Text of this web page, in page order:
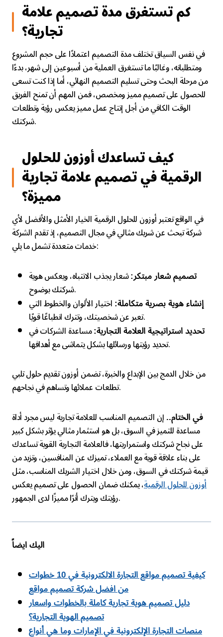
كم تستغرق مدة تصميم علامة
تجارية؟
في نفس السياق تختلف مدة التصميم اعتمادًا على حجم المشروع
ومتطلباته، وغالبًا ما تستغرق العملية من أسبوعين إلى شهر، بدءًا
من مرحلة البحث وحتى تسليم التصميم النهائي، أما إذا كنت تسعى
للحصول على تصميم مميز ومخصص، فمن المهم أن تمنح الفريق
الوقت الكافي من أجل إنتاج عمل مميز يعكس رؤية وتطلعات
شركتك.
كيف تساعدك أوزون للحلول
الرقمية في تصميم علامة تجارية
مميزة؟
في الواقع تعتبر أوزون للحلول الرقمية الخيار الأمثل والأفضل لأي
شركة تبحث عن شريك مثالي في مجال التصميم، إذ تقدم الشركة
خدمات متعددة تشمل ما يلي:
تصميم شعار مبتكر: شعار يجذب الانتباه، ويعكس هوية
شركتك بوضوح.
إنشاء هوية بصرية متكاملة: اختيار الألوان والخطوط التي
تعبر عن شخصيتك، وتترك انطباعًا قويًا.
تحديد استراتيجية العلامة التجارية: مساعدة الشركات في
تحديد رؤيتها ورسائلها بشكل يتماشى مع أهدافها.
من خلال الدمج بين الإبداع والخبرة، تضمن أوزون تقديم حلول تلبي
تطلعات عملائها وتساهم في نجاحهم.
في الختام.. إن التصميم المناسب للعلامة تجارية ليس مجرد أداة
مساعدة للتميز في السوق، بل هو استثمار مثالي يؤثر بشكل كبير
على نجاح شركتك واستمراريتها، فالعلامة التجارية القوية تساعدك
على بناء علاقة قوية مع العملاء، تميزك عن المنافسين، وتزيد من
قيمة شركتك في السوق، ومن خلال اختيار الشريك المناسب، مثل
أوزون للحلول الرقمية، يمكنك ضمان الحصول على تصميم يعكس
رؤيتك ويترك أثرًا مميزًا لدى الجمهور.
اليك ايضاً
كيفية تصميم مواقع التجارة الالكترونية في 10 خطوات
من افضل شركة تصميم مواقع
دليل تصميم هوية تجارية كاملة بالخطوات واسعار
تصميم الهوية التجارية؟
منصات التجارة الإلكترونية في الإمارات وما هي أنواع